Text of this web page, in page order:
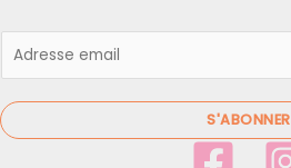
m
i
l
S'ABONNER